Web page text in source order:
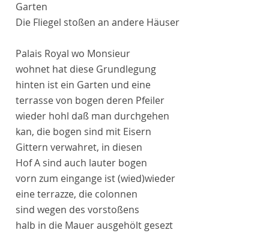
Garten
Die Fliegel stoßen an andere Häuser
Palais Royal wo Monsieur
wohnet hat diese Grundlegung
hinten ist ein Garten und eine
terrassevon bogen deren Pfeiler
wieder hohl daß man durchgehen
kan, die bogen sind mit Eisern
Gittern verwahret, in diesen
HofA sind auch lauter bogen
vorn zum eingange ist(wied)wieder
eineterrazze, die colonnen
sind wegen des vorstoßens
halb in die Mauer ausgehölt gesezt